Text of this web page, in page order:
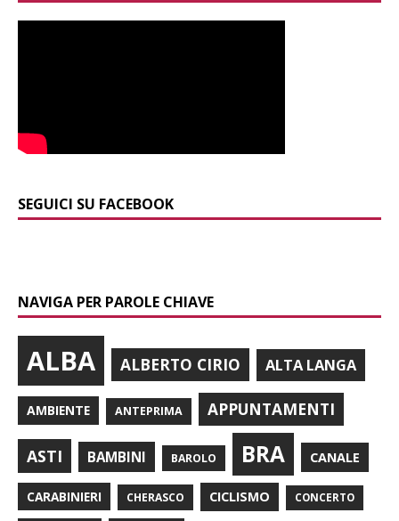
SEGUICI SU FACEBOOK
NAVIGA PER PAROLE CHIAVE
ALBA ALBERTO CIRIO ALTA LANGA
AMBIENTE ANTEPRIMA APPUNTAMENTI
ASTI BAMBINI BAROLO BRA CANALE
CARABINIERI CHERASCO CICLISMO CONCERTO